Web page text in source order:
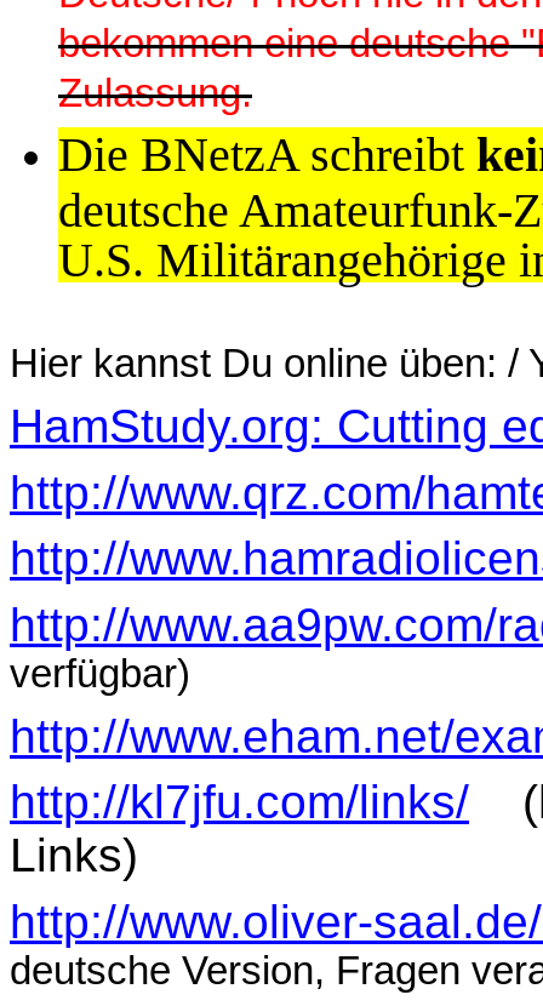
bekommen eine deutsche
Zulassung.
Die BNetzA schreibt
deutsche Amateurfunk-
U.S. Militärangehörige
Hier kannst Du online üben: /
HamStudy.org: Cutting
http://www.qrz.com/
http://
http://www.aa9pw.com/
verfügbar)
http://www.eham.net/
http://kl7jfu.com/links/
Links)
http://www.oliver-
deutsche Version, Fragen